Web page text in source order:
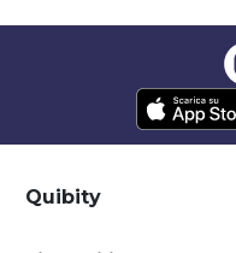
Quibity